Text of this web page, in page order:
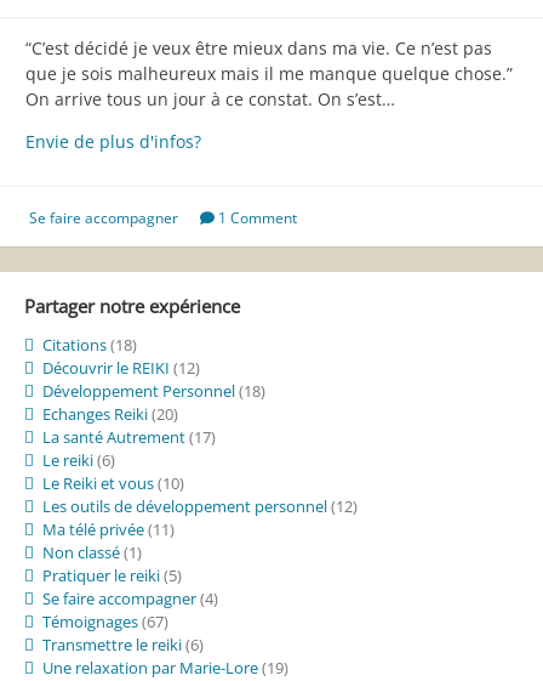
“C’est décidé je veux être mieux dans ma vie. Ce n’est pas
que je sois malheureux mais il me manque quelque chose.”
On arrive tous un jour à ce constat. On s’est…
Envie de plus d'infos?Comment
équilibre
et
son
l’étape
Se faire accompagner 1 Comment
Partager notre expérience
Citations(18)
Découvrir le REIKI (12)
Développement Personnel(18)
Echanges Reiki(20)
La santé Autrement(17)
Le reiki(6)
Le Reiki et vous(10)
Les outils de développement personnel(12)
Ma télé privée(11)
Non classé(1)
Pratiquer le reiki(5)
Se faire accompagner(4)
Témoignages(67)
Transmettre le reiki(6)
Une relaxation par Marie-Lore(19)